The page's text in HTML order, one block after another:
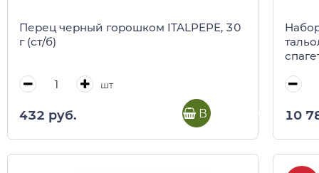
Перец черный горошком ITALPEPE, 30
г (ст/б)
шт
432 руб. В корзину 10